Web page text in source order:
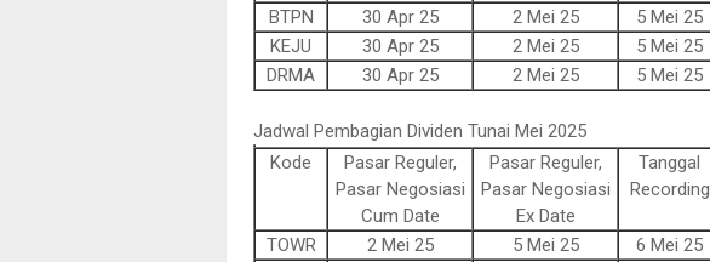
BTPN
30 Apr 25 2 Mei 25 5 Mei 25
KEJU
30 Apr 25 2 Mei 25 5 Mei 25
DRMA
30 Apr 25 2 Mei 25 5 Mei 25
Jadwal Pembagian Dividen Tunai Mei 2025
Kode
Pasar Reguler,
Pasar Negosiasi
Cum Date
Pasar Reguler,
Pasar Negosiasi
Ex Date
Tanggal
Recording
TOWR 2 Mei 25 5 Mei 25 6 Mei 25